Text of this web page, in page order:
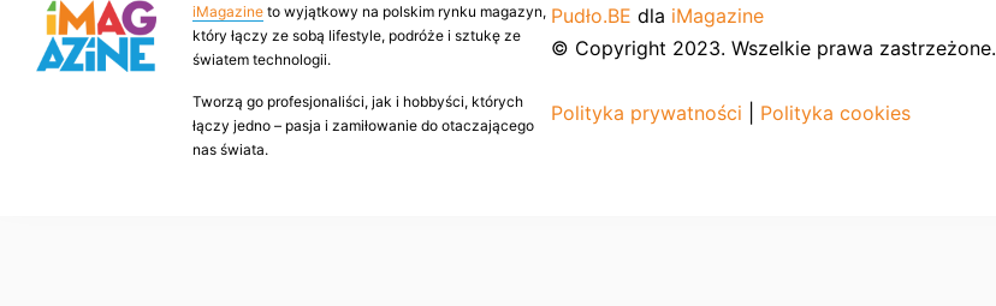
iMagazine to wyjątkowy na polskim rynku magazyn,
który łączy ze sobą lifestyle, podróże i sztukę ze
światem technologii.
Tworzą go profesjonaliści, jak i hobbyści, których
łączy jedno – pasja i zamiłowanie do otaczającego
nas świata.
Pudło.BE dla iMagazine
© Copyright 2023. Wszelkie prawa zastrzeżone.
Polityka prywatności Polityka cookies